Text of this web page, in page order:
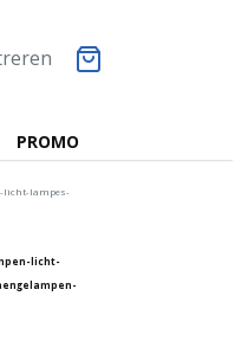
PROMO
licht-lampes-
licht-